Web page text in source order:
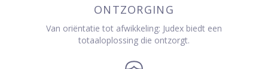
ONTZORGING
Van oriëntatie tot afwikkeling: Judex biedt een
totaaloplossing die ontzorgt.